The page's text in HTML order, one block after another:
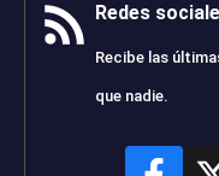
Redes
Recibe las
que nadie.